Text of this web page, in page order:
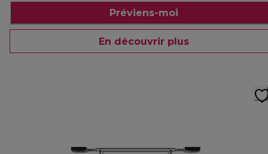
Préviens-moi
En découvrir plus